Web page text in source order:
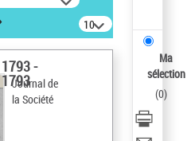
10
résultats/page
Journal de
la Société
1793 -
1793
Ma
sélection
(0)